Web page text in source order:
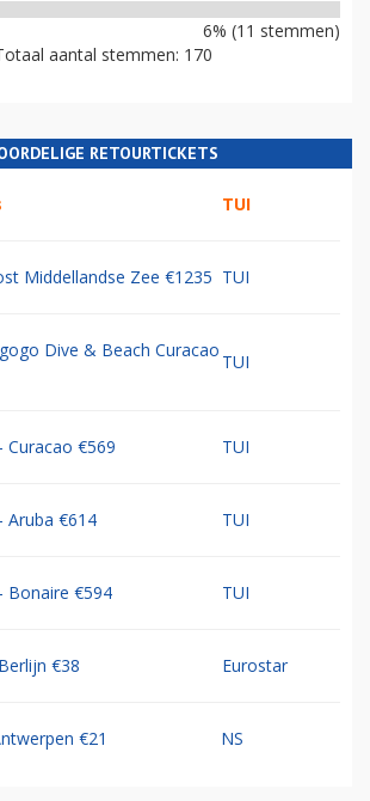
6% (11 stemmen)
aantal stemmen: 170
RETOURTICKETS
TUI
Middellandse Zee €1235 TUI
Dive & Beach Curacao
TUI
Curacao €569 TUI
Aruba €614 TUI
Bonaire €594 TUI
€38 Eurostar
€21 NS